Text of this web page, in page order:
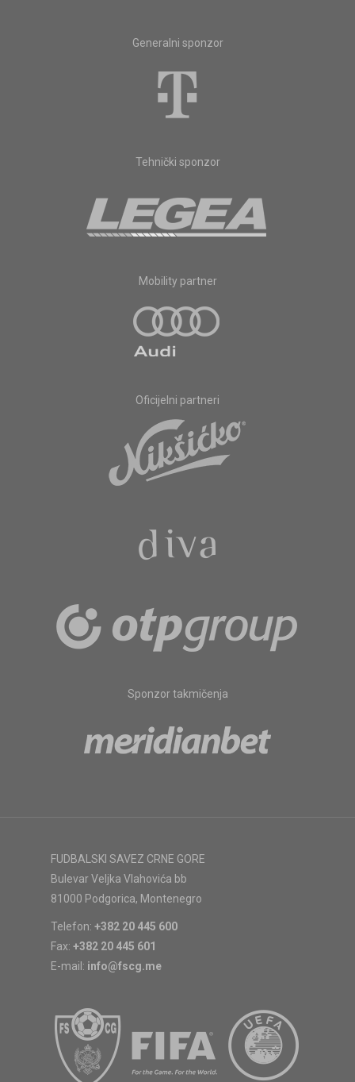
Generalni sponzor
Tehnički sponzor
Mobility partner
Oficijelni partneri
Sponzor takmičenja
FUDBALSKI SAVEZ CRNE GORE
Bulevar Veljka Vlahovića bb
81000 Podgorica, Montenegro
Telefon: +382 20 445 600
Fax: +382 20 445 601
E-mail: info@fscg.me